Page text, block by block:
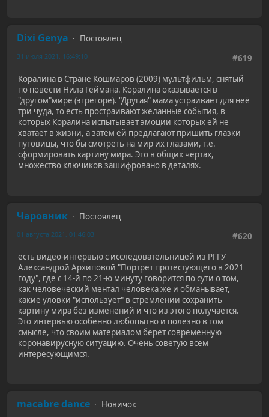
Dixi Genya
Постоялец
#619
31 июля 2021, 16:49:10
Коралина в Cтране Кошмаров (2009) мультфильм, снятый
по повести Нила Геймана. Коралина оказывается в
"другом"мире (эгрегоре). "Другая" мама устраивает для неё
три чуда, то есть простраивают желанные события, в
которых Коралина испытывает эмоции которых ей не
хватает в жизни, а затем ей предлагают пришить глазки
пуговицы, что бы смотреть на мир их глазами, т.е.
сформировать картину мира. Это в общих чертах,
множество ключиков зашифровано в деталях.
Чаровник
Постоялец
#620
01 августа 2021, 01:46:03
есть видео-интервью с исследовательницей из РГГУ
Александрой Архиповой "Портрет протестующего в 2021
году", где с 14-й по 21-ю минуту говорится по сути о том,
как человеческий ментал человека же и обманывает,
какие уловки "использует" в стремлении сохранить
картину мира без изменений и что из этого получается.
Это интервью особенно любопытно и полезно в том
смысле, что своим материалом берёт современную
коронавирусную ситуацию. Очень советую всем
интересующимся.
macabre dance
Новичок